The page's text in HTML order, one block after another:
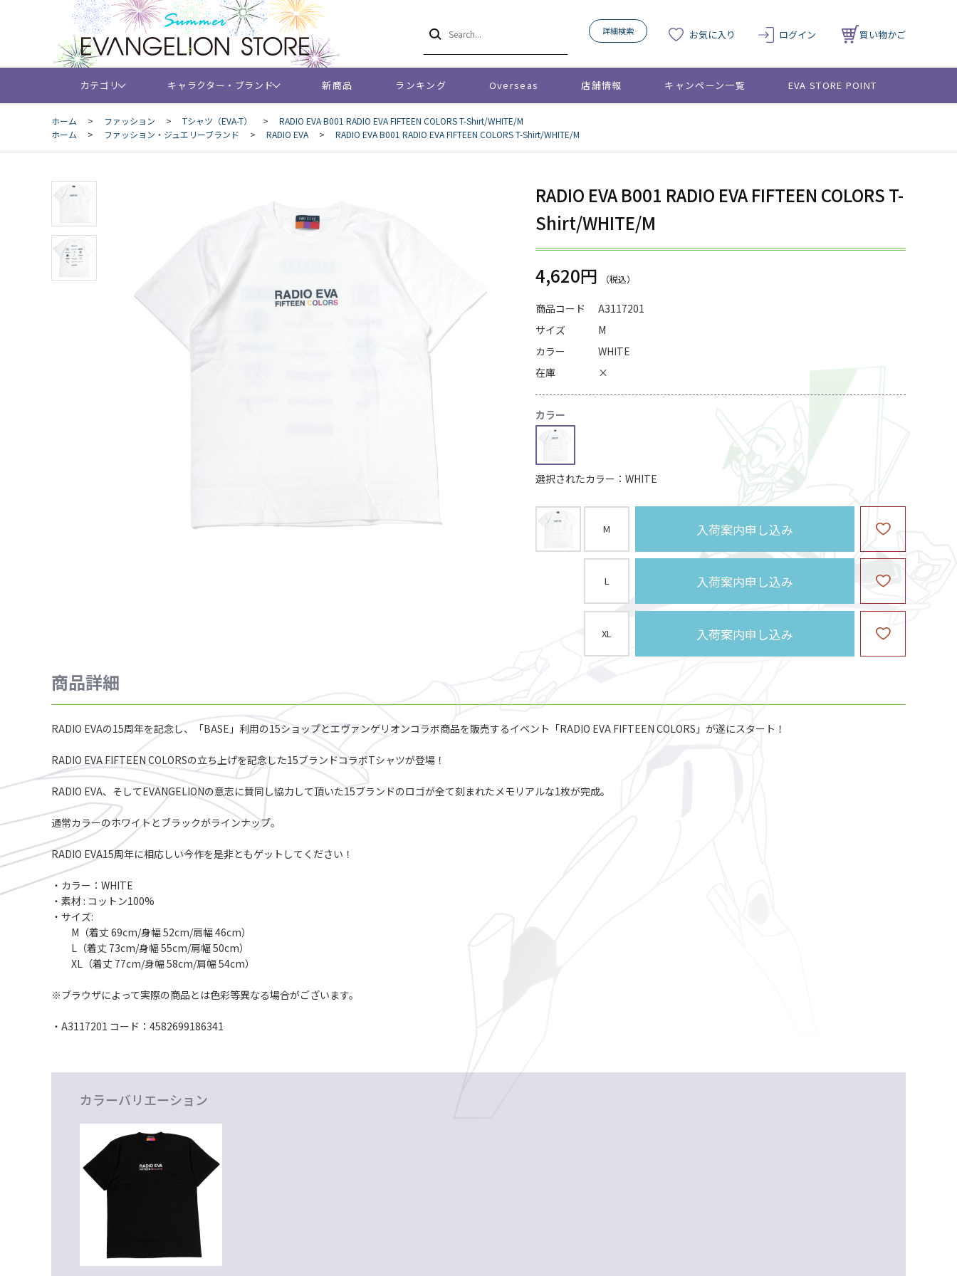
詳細検索 お気に入り ログイン 買い物かご
カテゴリ キャラクター・ブランド 新商品 ランキング Overseas 店舗情報 キャンペーン一覧 EVA STORE POINT
ホーム > ファッション > Tシャツ（EVA-T） >
RADIO EVA B001 RADIO EVA FIFTEEN COLORS T-Shirt/WHITE/M
ホーム
> ファッション・ジュエリーブランド > RADIO EVA > RADIO EVA B001 RADIO EVA FIFTEEN COLORS T-Shirt/WHITE/M
RADIO EVA B001 RADIO EVA FIFTEEN COLORS T-
Shirt/WHITE/M
4,620円
商品コード
A3117201
サイズ
M
カラー
WHITE
在庫
×
カラー
選択されたカラー：WHITE
M 入荷案内申し込み
L 入荷案内申し込み
XL 入荷案内申し込み
商品詳細
RADIO EVAの15周年を記念し、「BASE」利用の15ショップとエヴァンゲリオンコラボ商品を販売するイベント「RADIO EVA FIFTEEN COLORS」が遂にスタート！
RADIO EVA FIFTEEN COLORSの立ち上げを記念した15ブランドコラボTシャツが登場！
RADIO EVA、そしてEVANGELIONの意志に賛同し協力して頂いた15ブランドのロゴが全て刻まれたメモリアルな1枚が完成。
通常カラーのホワイトとブラックがラインナップ。
RADIO EVA15周年に相応しい今作を是非ともゲットしてください！
・カラー：WHITE
・素材 : コットン100%
・サイズ:
M（着丈 69cm/身幅 52cm/肩幅 46cm）
L（着丈 73cm/身幅 55cm/肩幅 50cm）
XL（着丈 77cm/身幅 58cm/肩幅 54cm）
※ブラウザによって実際の商品とは色彩等異なる場合がございます。
・A3117201 コード：4582699186341
カラーバリエーション